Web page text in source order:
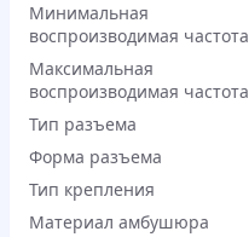
Минимальная
воспроизводимая частота
Максимальная
воспроизводимая частота
Тип разъема
Форма разъема
Тип крепления
Материал амбушюра